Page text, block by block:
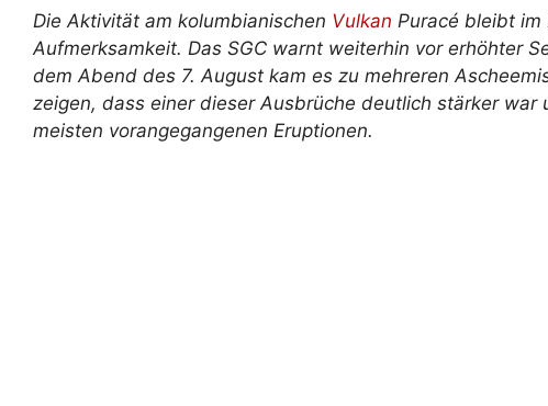
Die Aktivität am kolumbianischen Vulkan Puracé bleibt im
Aufmerksamkeit. Das SGC warnt weiterhin vor erhöhter
dem Abend des 7. August kam es zu mehreren
zeigen, dass einer dieser Ausbrüche deutlich stärker
meisten vorangegangenen Eruptionen.